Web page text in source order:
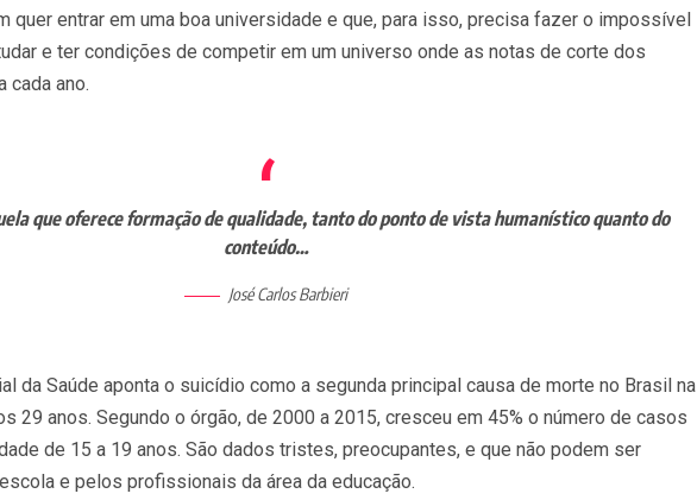
quer entrar em uma boa universidade e que, para isso, precisa fazer o impossível
e ter condições de competir em um universo onde as notas de corte dos
cada ano.
que oferece formação de qualidade, tanto do ponto de vista humanístico quanto do
conteúdo…
José Carlos Barbieri
da Saúde aponta o suicídio como a segunda principal causa de morte no Brasil na
29 anos. Segundo o órgão, de 2000 a 2015, cresceu em 45% o número de casos
de 15 a 19 anos. São dados tristes, preocupantes, e que não podem ser
e pelos profissionais da área da educação.